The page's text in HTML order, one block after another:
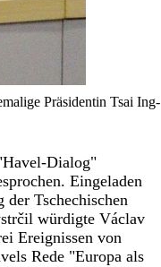
Präsidentin Tsai Ing-
Dialog"
Eingeladen
Tschechischen
würdigte Václav
Ereignissen von
Rede "Europa als